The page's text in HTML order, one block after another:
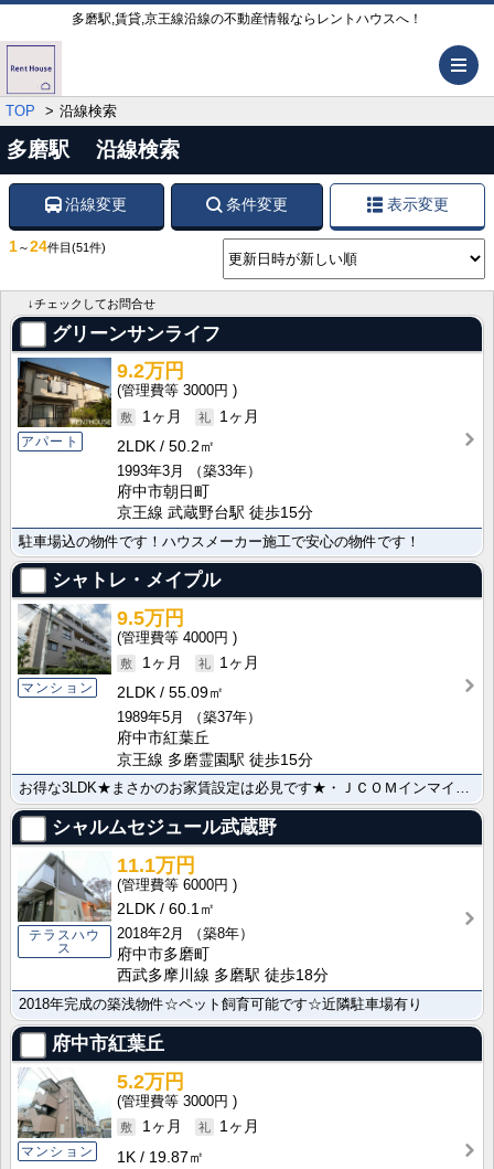
多磨駅,賃貸,京王線沿線の不動産情報ならレントハウスへ！
TOP 沿線検索
多磨駅 沿線検索
沿線変更 条件変更 表示変更
1～24件目 (51件)
↓チェックしてお問合せ
グリーンサンライフ
アパート
9.2万円
3000円
1ヶ月
1ヶ月
2LDK
50.2㎡
1993年3月
（築33年）
府中市朝日町
京王線 武蔵野台駅 徒歩15分
駐車場込の物件です！ハウスメーカー施工で安心の物件です！
シャトレ・メイプル
マンション
9.5万円
4000円
1ヶ月
1ヶ月
2LDK
55.09㎡
1989年5月
（築37年）
府中市紅葉丘
京王線 多磨霊園駅 徒歩15分
お得な3LDK★まさかのお家賃設定は必見です★・ＪＣＯＭインマイルーム導入・光★
シャルムセジュール武蔵野
テラスハウ
ス
11.1万円
6000円
2LDK
60.1㎡
2018年2月
（築8年）
府中市多磨町
西武多摩川線 多磨駅 徒歩18分
2018年完成の築浅物件☆ペット飼育可能です☆近隣駐車場有り
府中市紅葉丘
マンション
5.2万円
3000円
1ヶ月
1ヶ月
1K
19.87㎡